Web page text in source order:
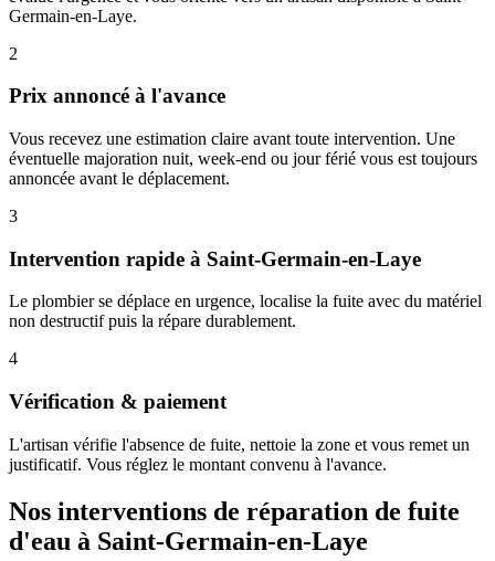
Germain-en-Laye.
2
Prix annoncé à l'avance
Vous recevez une estimation claire avant toute intervention. Une
éventuelle majoration nuit, week-end ou jour férié vous est toujours
annoncée avant le déplacement.
3
Intervention rapide à Saint-Germain-en-Laye
Le plombier se déplace en urgence, localise la fuite avec du matériel
non destructif puis la répare durablement.
4
Vérification & paiement
L'artisan vérifie l'absence de fuite, nettoie la zone et vous remet un
justificatif. Vous réglez le montant convenu à l'avance.
Nos interventions de réparation de fuite
d'eau à Saint-Germain-en-Laye